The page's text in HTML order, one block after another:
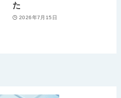
た
2026年7月15日